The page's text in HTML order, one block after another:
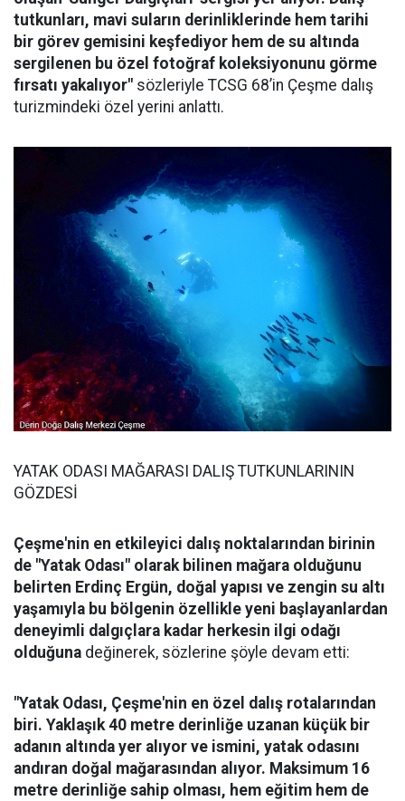
tutkunları, mavi suların derinliklerinde hem tarihi
bir görev gemisini keşfediyor hem de su altında
sergilenen bu özel fotoğraf koleksiyonunu görme
fırsatı yakalıyor" sözleriyle TCSG 68’in Çeşme dalış
turizmindeki özel yerini anlattı.
YATAK ODASI MAĞARASI DALIŞ TUTKUNLARININ
GÖZDESİ
Çeşme'nin en etkileyici dalış noktalarından birinin
de "Yatak Odası" olarak bilinen mağara olduğunu
belirten Erdinç Ergün, doğal yapısı ve zengin su altı
yaşamıyla bu bölgenin özellikle yeni başlayanlardan
deneyimli dalgıçlara kadar herkesin ilgi odağı
olduğuna değinerek, sözlerine şöyle devam etti:
"Yatak Odası, Çeşme'nin en özel dalış rotalarından
biri. Yaklaşık 40 metre derinliğe uzanan küçük bir
adanın altında yer alıyor ve ismini, yatak odasını
andıran doğal mağarasından alıyor. Maksimum 16
metre derinliğe sahip olması, hem eğitim hem de